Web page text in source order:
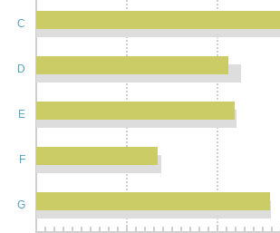
C
D
E
F
G